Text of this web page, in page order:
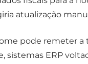
atualização
pode remeter a
sistemas ERP